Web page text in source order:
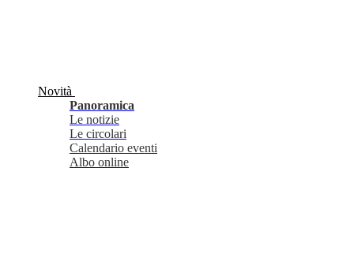
Novità
Panoramica
Le notizie
Le circolari
Calendario eventi
Albo online